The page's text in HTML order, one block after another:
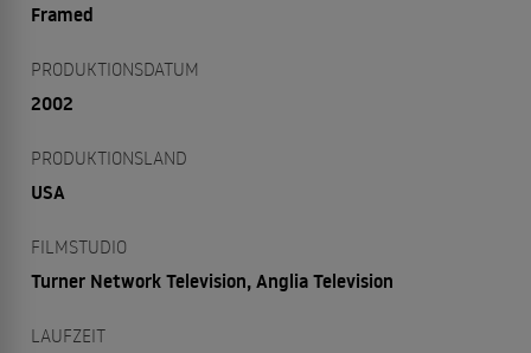
Framed
PRODUKTIONSDATUM
2002
PRODUKTIONSLAND
USA
FILMSTUDIO
Turner Network Television, Anglia Television
LAUFZEIT